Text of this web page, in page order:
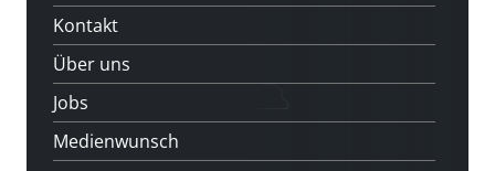
Kontakt
Über uns
Jobs
Medienwunsch